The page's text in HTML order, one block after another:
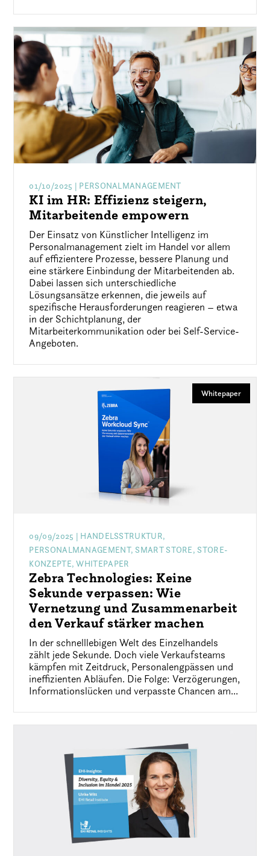
01/10/2025 | PERSONALMANAGEMENT
KI im HR: Effizienz steigern,
Mitarbeitende empowern
Der Einsatz von Künstlicher Intelligenz im
Personalmanagement zielt im Handel vor allem
auf effizientere Prozesse, bessere Planung und
eine stärkere Einbindung der Mitarbeitenden ab.
Dabei lassen sich unterschiedliche
Lösungsansätze erkennen, die jeweils auf
spezifische Herausforderungen reagieren – etwa
in der Schichtplanung, der
Mitarbeiterkommunikation oder bei Self-Service-
Angeboten.
Whitepaper
09/09/2025 | HANDELSSTRUKTUR,
PERSONALMANAGEMENT, SMART STORE, STORE-
KONZEPTE, WHITEPAPER
Zebra Technologies: Keine
Sekunde verpassen: Wie
Vernetzung und Zusammenarbeit
den Verkauf stärker machen
In der schnelllebigen Welt des Einzelhandels
zählt jede Sekunde. Doch viele Verkaufsteams
kämpfen mit Zeitdruck, Personalengpässen und
ineffizienten Abläufen. Die Folge: Verzögerungen,
Informationslücken und verpasste Chancen am...